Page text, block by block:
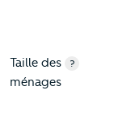
Taille des
ménages
?